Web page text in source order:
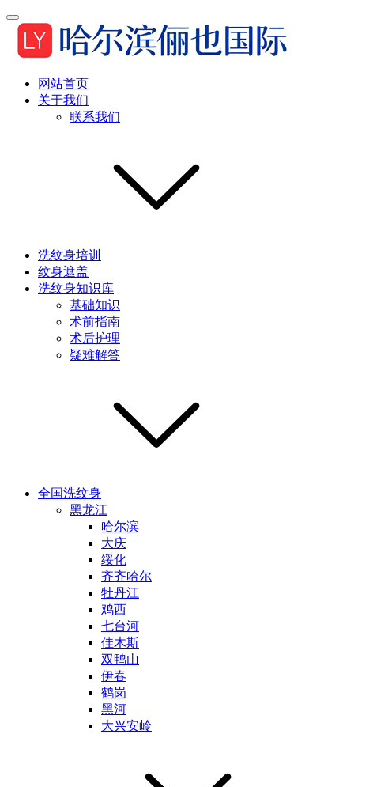
网站首页
关于我们
联系我们
洗纹身培训
纹身遮盖
洗纹身知识库
基础知识
术前指南
术后护理
疑难解答
全国洗纹身
黑龙江
哈尔滨
大庆
绥化
齐齐哈尔
牡丹江
鸡西
七台河
佳木斯
双鸭山
伊春
鹤岗
黑河
大兴安岭